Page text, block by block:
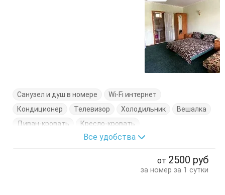
Санузел и душ в номере
Wi-Fi интернет
Кондиционер
Телевизор Холодильник
Вешалка
Диван-кровать
Кресло-кровать
Кровать двуспальная
Тумбочки
Все удобства
от 2500 руб
за номер за 1 сутки